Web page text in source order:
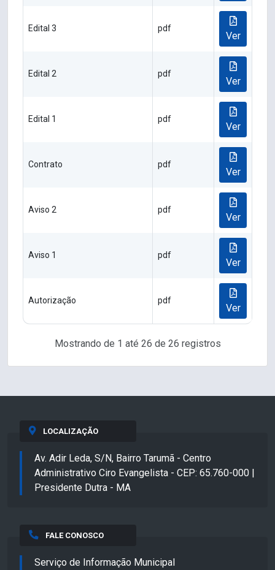
Edital 3 pdf
Ver
Edital 2 pdf
Ver
Edital 1 pdf
Ver
Contrato pdf
Ver
Aviso 2 pdf
Ver
Aviso 1 pdf
Ver
Autorização pdf
Ver
Mostrando de 1 até 26 de 26 registros
LOCALIZAÇÃO
Av. Adir Leda, S/N, Bairro Tarumã - Centro
Administrativo Ciro Evangelista - CEP: 65.760-000 |
Presidente Dutra - MA
FALE CONOSCO
Serviço de Informação Municipal